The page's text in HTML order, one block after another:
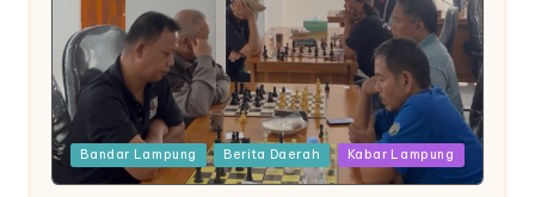
Posted
Bandar Lampung Berita Daerah Kabar Lampung